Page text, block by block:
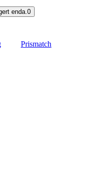
enda.0
Prismatch